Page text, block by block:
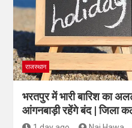
राजस्थान
भरतपुर में भारी बारिश का
आंगनबाड़ी रहेंगे बंद | जिला